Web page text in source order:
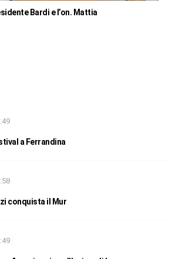
Bardi e l’on. Mattia
a Ferrandina
conquista il Mur